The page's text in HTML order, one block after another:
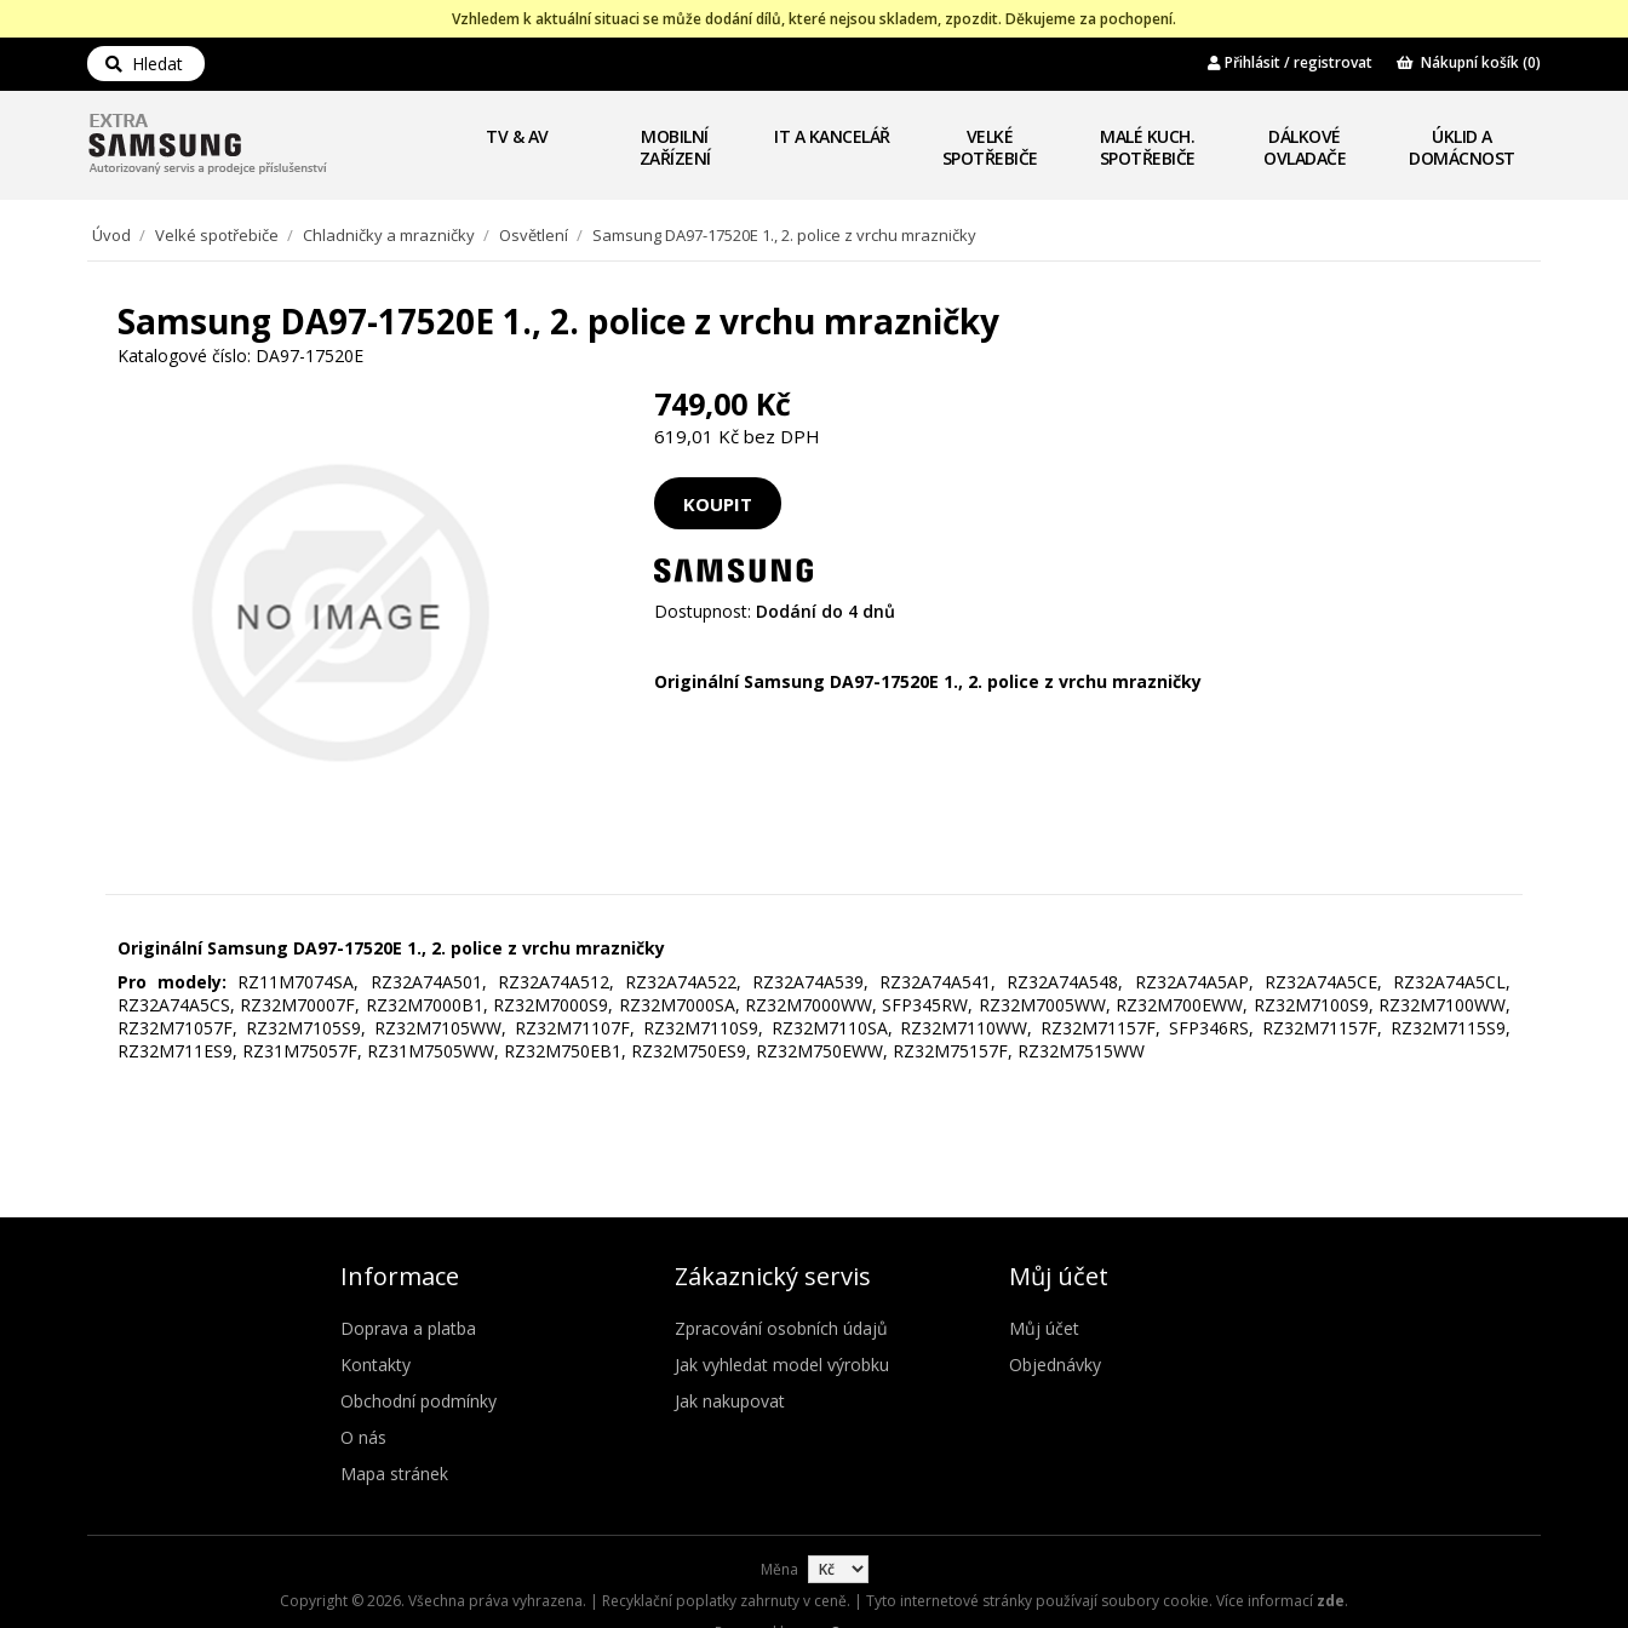
Vzhledem k aktuální situaci se může dodání dílů, které nejsou skladem, zpozdit. Děkujeme za pochopení.
Hledat Přihlásit / registrovat Nákupní košík(0)
TV & AV
MOBILNÍ
ZAŘÍZENÍ
IT A KANCELÁŘ
VELKÉ
SPOTŘEBIČE
MALÉ KUCH.
SPOTŘEBIČE
DÁLKOVÉ
OVLADAČE
ÚKLID A
DOMÁCNOST
Úvod / Velké spotřebiče / Chladničky a mrazničky / Osvětlení / Samsung DA97-17520E 1., 2. police z vrchu mrazničky
Samsung DA97-17520E 1., 2. police z vrchu mrazničky
Katalogové číslo: DA97-17520E
749,00 Kč
619,01 Kč bez DPH
Dostupnost: Dodání do 4 dnů
Originální Samsung DA97-17520E 1., 2. police z vrchu mrazničky
Originální Samsung DA97-17520E 1., 2. police z vrchu mrazničky
Pro modely: RZ11M7074SA, RZ32A74A501, RZ32A74A512, RZ32A74A522, RZ32A74A539, RZ32A74A541, RZ32A74A548, RZ32A74A5AP, RZ32A74A5CE, RZ32A74A5CL,
RZ32A74A5CS, RZ32M70007F, RZ32M7000B1, RZ32M7000S9, RZ32M7000SA, RZ32M7000WW, SFP345RW, RZ32M7005WW, RZ32M700EWW, RZ32M7100S9, RZ32M7100WW,
RZ32M71057F, RZ32M7105S9, RZ32M7105WW, RZ32M71107F, RZ32M7110S9, RZ32M7110SA, RZ32M7110WW, RZ32M71157F, SFP346RS, RZ32M71157F, RZ32M7115S9,
RZ32M711ES9, RZ31M75057F, RZ31M7505WW, RZ32M750EB1, RZ32M750ES9, RZ32M750EWW, RZ32M75157F, RZ32M7515WW
Informace
Doprava a platba
Kontakty
Obchodní podmínky
O nás
Mapa stránek
Zákaznický servis
Zpracování osobních údajů
Jak vyhledat model výrobku
Jak nakupovat
Můj účet
Můj účet
Objednávky
Měna
Copyright © 2026. Všechna práva vyhrazena. | Recyklační poplatky zahrnuty v ceně. | Tyto internetové stránky používají soubory cookie. Více informací zde.